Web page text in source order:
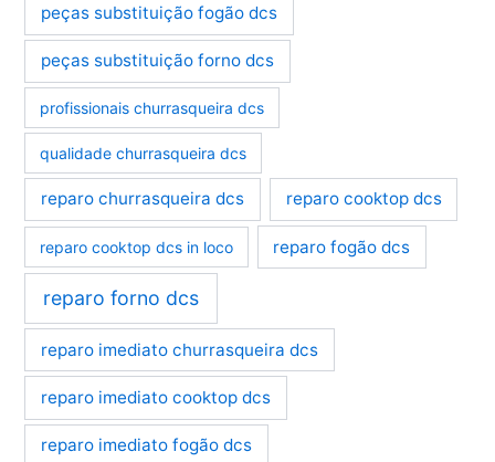
peças substituição fogão dcs
peças substituição forno dcs
profissionais churrasqueira dcs
qualidade churrasqueira dcs
reparo churrasqueira dcs reparo cooktop dcs
reparo cooktop dcs in loco reparo fogão dcs
reparo forno dcs
reparo imediato churrasqueira dcs
reparo imediato cooktop dcs
reparo imediato fogão dcs